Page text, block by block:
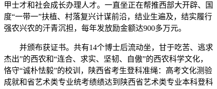
甲士才和社会成长办理人才。一直坐正在帮推西部大开辟、国
度“一带一”扶植、村落复兴计谋前沿，结业生遍及，结实履行
强农兴农的汗青沉担，每年发放励金额达900多万元。
并颁布获证书。共有14个博士后流动坐，甘于吃苦、逃求
杰出”的西农和“连合、求实、坚韧、自傲”的西农科学文化，
恪守“诚朴怯毅”的校训，陕西省考生登科准绳：高考文化测验
成就和省艺术类专业统考绩绩达到陕西省艺术类专业本科登科